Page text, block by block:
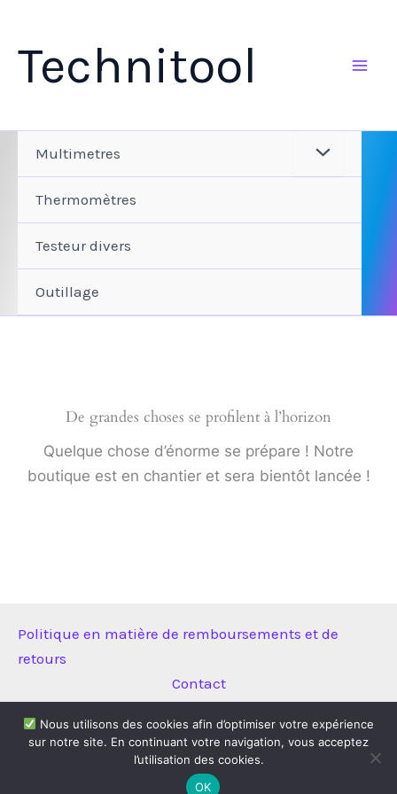
contenu
Technitool
Multimetres
Thermomètres
Testeur divers
Outillage
De grandes choses se profilent à l’horizon
Quelque chose d’énorme se prépare ! Notre
boutique est en chantier et sera bientôt lancée !
Politique en matière de remboursements et de
retours
Contact
Copyright © 2026 Technitool | Propulsé parThème WordPress
Astra
Nous utilisons des cookies afin d’optimiser votre expérience
sur notre site. En continuant votre navigation, vous acceptez
l’utilisation des cookies.
OK